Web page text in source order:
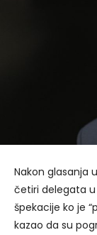
Nakon glasanja
četiri delegata u
špekacije ko je
kazao da su